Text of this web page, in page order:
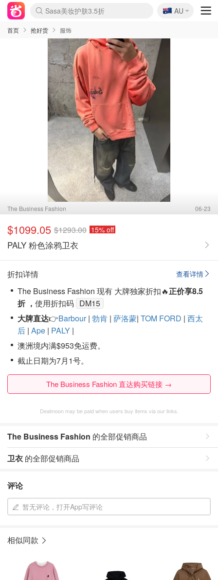
lululemon折扣上新
Sasa美妆护肤3.5折
SSENSE年中3折
FreshBeauty好价汇总
Cettire降价+叠9折
Farfetch折上8折
WWS Coles超市实拍
viagogo二手票捡漏
Myer清仓1折起
The Outnet奢牌1折起
David Jones 3折起
Flannels大牌1折
Perfumes Club护肤1折
AMIRO返校季6.2折
Oweek抽奖送Airpods
Amazon折扣汇总
eToro入金$200送$50
Amazon数码好物
ICONIC本周7.5折
ThedoubleF高奢地板价
Moose Knuckles 6折
丝芙兰5折起
EUFY官网3.7折起
Selenichast首饰2折
Trip机票酒店促销
YSL送5件彩妆礼
Amazon家居好物
BIGBANG巡演开票
David Jones时尚3折
Amazon美妆护肤
雅漾大喷$8
过敏原检测盒$33
伊索独家赠50ml沐浴露
科颜氏清仓3折
SEALIFE海洋馆门票6折
丝塔芙大白罐$16
订阅Newsletter送香薰
Cult Beauty 6.8折
Harrods圣诞日历2.3折
LN-CC奢牌私促3折
d'Alba空姐喷雾$16
EVE LOM套装逆天2折
Bernardelli独家4折
Adore Beauty 6折起
CT圣诞日历
Mytheresa奢品2.7折
Luxury Escapes 9折
Currentbody美容仪9折
MOON Garden Live
ALLSAINTS美衣3折
Roborock扫地机3.7折
Tingo Life水杯$24
Valentino官网5折
CR洗发护发6.3折
🇦🇺
AU
首页 抢好货 服饰
The Business Fashion 06-23
$1099.05 $1293.00 15% off
PALY 粉色涂鸦卫衣
查看详情
折扣详情
The Business Fashion 现有 大牌独家折扣🔥正价享8.5
折 ， 使用折扣码 DM15
大牌直达👉Barbour| 勃肯 | 萨洛蒙| TOM FORD | 西太
后 | Ape | PALY |
澳洲境内满$953免运费。
截止日期为7月1号。
The Business Fashion 直达购买链接 →
Dealmoon may be paid when users buy items via our links.
The Business Fashion 的全部促销商品
卫衣 的全部促销商品
评论
暂无评论，打开App写评论
相似同款